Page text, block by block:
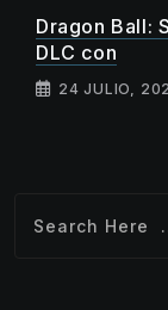
Dragon Ball:
DLC con
24 JULIO,